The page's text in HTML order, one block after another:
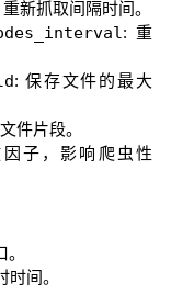
重新抓取间隔时间。
: 重
: 保存文件的最大
件片段。
子，影响爬虫性
时间。